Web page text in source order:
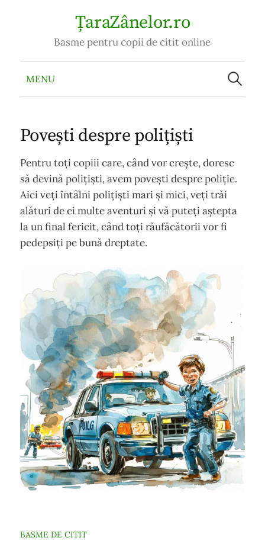
content
ȚaraZânelor.ro
Basme pentru copii de citit online
MENU
Caută
după:
Povești despre polițiști
Pentru toți copiii care, când vor crește, doresc
să devină polițiști, avem povești despre poliție.
Aici veți întâlni polițiști mari și mici, veți trăi
alături de ei multe aventuri și vă puteți aștepta
la un final fericit, când toți răufăcătorii vor fi
pedepsiți pe bună dreptate.
BASME DE CITIT